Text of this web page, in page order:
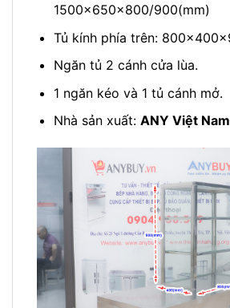
1500x650x800/900(mm)
Tủ kính phía trên:
Ngăn tủ 2 cánh cửa lùa.
1 ngăn kéo và 1 tủ cánh mở.
Nhà sản xuất: ANY Việt Nam